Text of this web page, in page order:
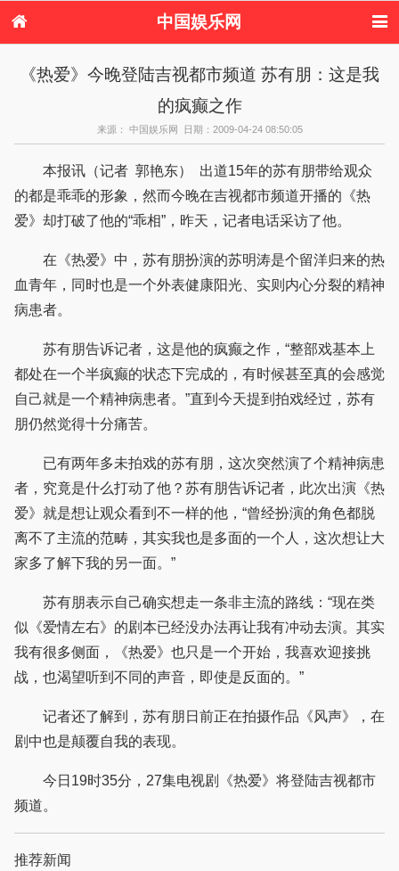
中国娱乐网
港台娱乐
日本娱乐 韩国娱乐
欧美娱乐
音乐新闻 影视新闻
港台明星八卦
日本韩国明星
欧美明星八卦
《热爱》今晚登陆吉视都市频道 苏有朋：这是我
的疯癫之作
来源： 中国娱乐网 日期：2009-04-24 08:50:05
本报讯（记者 郭艳东） 出道15年的苏有朋带给观众
的都是乖乖的形象，然而今晚在吉视都市频道开播的《热
爱》却打破了他的“乖相”，昨天，记者电话采访了他。
在《热爱》中，苏有朋扮演的苏明涛是个留洋归来的热
血青年，同时也是一个外表健康阳光、实则内心分裂的精神
病患者。
苏有朋告诉记者，这是他的疯癫之作，“整部戏基本上
都处在一个半疯癫的状态下完成的，有时候甚至真的会感觉
自己就是一个精神病患者。”直到今天提到拍戏经过，苏有
朋仍然觉得十分痛苦。
已有两年多未拍戏的苏有朋，这次突然演了个精神病患
者，究竟是什么打动了他？苏有朋告诉记者，此次出演《热
爱》就是想让观众看到不一样的他，“曾经扮演的角色都脱
离不了主流的范畴，其实我也是多面的一个人，这次想让大
家多了解下我的另一面。”
苏有朋表示自己确实想走一条非主流的路线：“现在类
似《爱情左右》的剧本已经没办法再让我有冲动去演。其实
我有很多侧面，《热爱》也只是一个开始，我喜欢迎接挑
战，也渴望听到不同的声音，即使是反面的。”
记者还了解到，苏有朋日前正在拍摄作品《风声》，在
剧中也是颠覆自我的表现。
今日19时35分，27集电视剧《热爱》将登陆吉视都市
频道。
推荐新闻